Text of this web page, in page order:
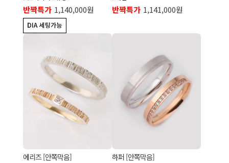
반짝특가 1,140,000원 반짝특가 1,141,000원
에리즈 [안쪽막음] 하퍼 [안쪽막음]